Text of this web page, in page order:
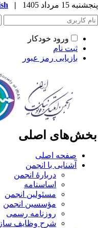
15 مرداد 1405 |
ورود خودکار
ثبت نام
بازیابی رمز عبور
اصلی
صفحه اصلی
آشنایی با انجمن
دربارۀ انجمن
اساسنامه
مسئولین انجمن
مؤسسین انجمن
روزنامه رسمی
شرح وظایف